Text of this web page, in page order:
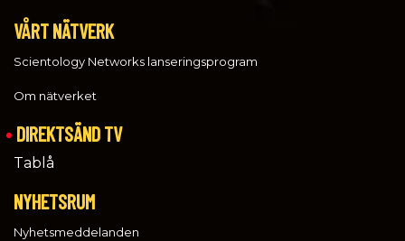
VÅRT NÄTVERK
Scientology Networks lanseringsprogram
Om nätverket
DIREKTSÄND TV
Tablå
NYHETSRUM
Nyhetsmeddelanden